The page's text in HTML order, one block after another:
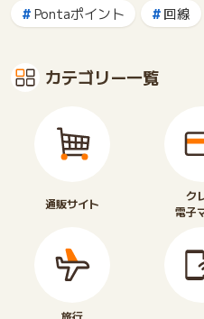
Pontaポイント
回線
カテゴリー一覧
通販サイト
ク
電子
旅行